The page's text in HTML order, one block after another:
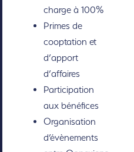
charge à 100%
Primes de
cooptation et
d’apport
d’affaires
Participation
aux bénéfices
Organisation
d’évènements